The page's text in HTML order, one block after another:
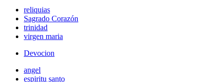
reliquias
Sagrado Corazón
trinidad
virgen maria
Devocion
angel
espiritu santo